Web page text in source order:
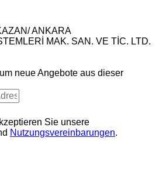
ANKARA
MAK. SAN. VE TİC. LTD.
neue Angebote aus dieser
Sie unsere
Nutzungsvereinbarungen.